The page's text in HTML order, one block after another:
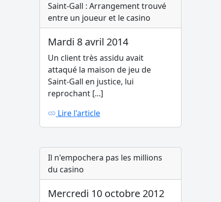
Saint-Gall : Arrangement trouvé
entre un joueur et le casino
Mardi 8 avril 2014
Un client très assidu avait
attaqué la maison de jeu de
Saint-Gall en justice, lui
reprochant [...]
Lire l'article
Il n'empochera pas les millions
du casino
Mercredi 10 octobre 2012